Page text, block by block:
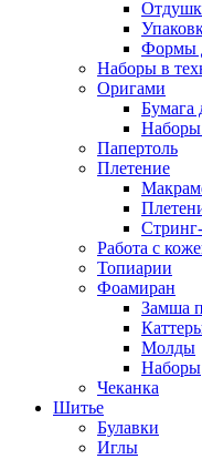
Формы
Наборы в
Оригами
Бумага
Наборы
Папертоль
Плетение
Работа с
Топиарии
Фоамиран
Замша
Молды
Наборы
Чеканка
Шитье
Булавки
Иглы